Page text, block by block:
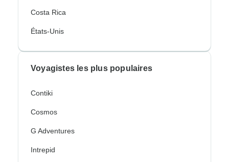
Costa Rica
États-Unis
Voyagistes les plus populaires
Contiki
Cosmos
G Adventures
Intrepid